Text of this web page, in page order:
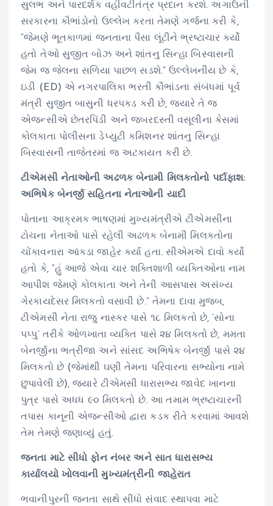
સુલભ અને પારદર્શક વહીવટીતંત્ર પ્રદાન કરશે. અગાઉની
સરકારના કૌભાંડોનો ઉલ્લેખ કરતા તેમણે ગર્જના કરી કે,
“જેમણે ભૂતકાળમાં જનતાના પૈસા લૂંટીને ભ્રષ્ટાચાર કર્યો
હતો તેઓ સુજીત બોઝ અને શાંતનુ સિન્હા બિસ્વાસની
જેમ જ જેલના સળિયા પાછળ સડશે.” ઉલ્લેખનીય છે કે,
ઇડી (ED) એ નગરપાલિકા ભરતી કૌભાંડના સંબંધમાં પૂર્વ
મંત્રી સુજીત બાસુની ધરપકડ કરી છે, જ્યારે તે જ
એજન્સીએ છેતરપિંડી અને જબરદસ્તી વસૂલીના કેસમાં
કોલકાતા પોલીસના ડેપ્યુટી કમિશનર શાંતનુ સિન્હા
બિસ્વાસની તાજેતરમાં જ અટકાયત કરી છે.
ટીએમસી નેતાઓની અઢળક બેનામી મિલકતોનો પર્દાફાશ:
અભિષેક બેનર્જી સહિતના નેતાઓની યાદી
પોતાના આક્રમક ભાષણમાં મુખ્યમંત્રીએ ટીએમસીના
ટોચના નેતાઓ પાસે રહેલી અઢળક બેનામી મિલકતોના
ચોંકાવનારા આંકડા જાહેર કર્યા હતા. સીએમએ દાવો કર્યો
હતો કે, “હું આજે એવા ચાર શક્તિશાળી વ્યક્તિઓના નામ
આપીશ જેમણે કોલકાતા અને તેની આસપાસ અસંખ્ય
ગેરકાયદેસર મિલકતો વસાવી છે.” તેમના દાવા મુજબ,
ટીએમસી નેતા રાજુ નાસ્કર પાસે ૧૮ મિલકતો છે, ‘સોના
પપ્પુ’ તરીકે ઓળખાતા વ્યક્તિ પાસે ૨૪ મિલકતો છે, મમતા
બેનર્જીના ભત્રીજા અને સાંસદ અભિષેક બેનર્જી પાસે ૨૪
મિલકતો છે (જેમાંથી ઘણી તેમના પરિવારના સભ્યોના નામે
છુપાવેલી છે), જ્યારે ટીએમસી ધારાસભ્ય જાવેદ ખાનના
પુત્ર પાસે અધધ ૯૦ મિલકતો છે. આ તમામ ભ્રષ્ટાચારની
તપાસ કાનૂની એજન્સીઓ દ્વારા કડક રીતે કરવામાં આવશે
તેમ તેમણે જણાવ્યું હતું.
જનતા માટે સીધો ફોન નંબર અને સાત ધારાસભ્ય
કાર્યાલયો ખોલવાની મુખ્યમંત્રીની જાહેરાત
ભવાનીપુરની જનતા સાથે સીધો સંવાદ સ્થાપવા માટે